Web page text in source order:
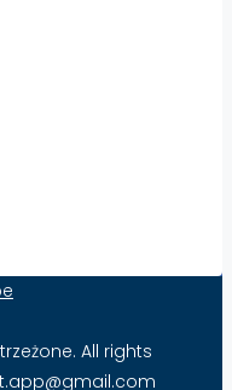
All rights